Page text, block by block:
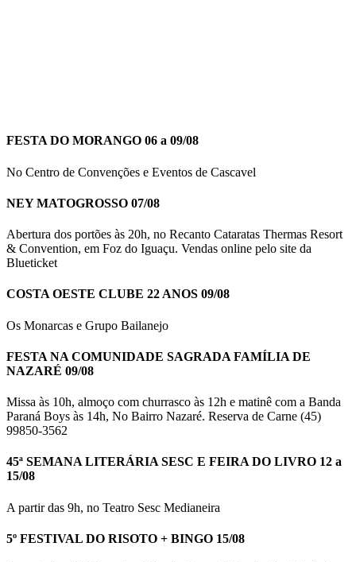
FESTA DO MORANGO 06 a 09/08
No Centro de Convenções e Eventos de Cascavel
NEY MATOGROSSO 07/08
Abertura dos portões às 20h, no Recanto Cataratas Thermas Resort
& Convention, em Foz do Iguaçu. Vendas online pelo site da
Blueticket
COSTA OESTE CLUBE 22 ANOS 09/08
Os Monarcas e Grupo Bailanejo
FESTA NA COMUNIDADE SAGRADA FAMÍLIA DE
NAZARÉ 09/08
Missa às 10h, almoço com churrasco às 12h e matinê com a Banda
Paraná Boys às 14h, No Bairro Nazaré. Reserva de Carne (45)
99850-3562
45ª SEMANA LITERÁRIA SESC E FEIRA DO LIVRO 12 a
15/08
A partir das 9h, no Teatro Sesc Medianeira
5º FESTIVAL DO RISOTO + BINGO 15/08